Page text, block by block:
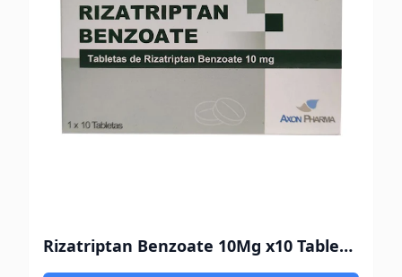
Rizatriptan Benzoate 10Mg x10 Tabletas Axon Pharma